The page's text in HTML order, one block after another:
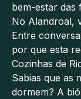
bem-estar das
No Alandroal,
Entre
por que esta
Cozinhas de
Sabias que as
dormem? A